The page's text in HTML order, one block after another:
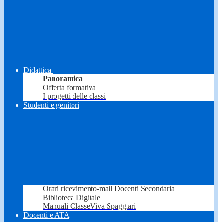
Didattica
Panoramica
Offerta formativa
I progetti delle classi
Studenti e genitori
Orari ricevimento-mail Docenti Secondaria
Biblioteca Digitale
Manuali ClasseViva Spaggiari
Docenti e ATA